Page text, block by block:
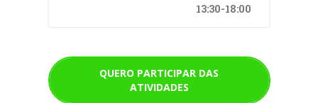
13:30-18:00
QUERO PARTICIPAR DAS
ATIVIDADES